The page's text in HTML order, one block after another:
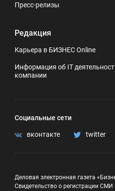
Пресс-релизы
Редакция
Карьера в БИЗНЕС Online
Информация об IT
компании
Социальные сети
вконтакте twitter
Деловая электронная газета
Свидетельство о регистрации